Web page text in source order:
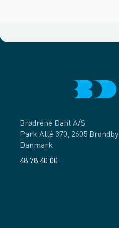
Brødrene Dahl A/S
Park Allé 370, 2605 Brøndby
Danmark
48 78 40 00